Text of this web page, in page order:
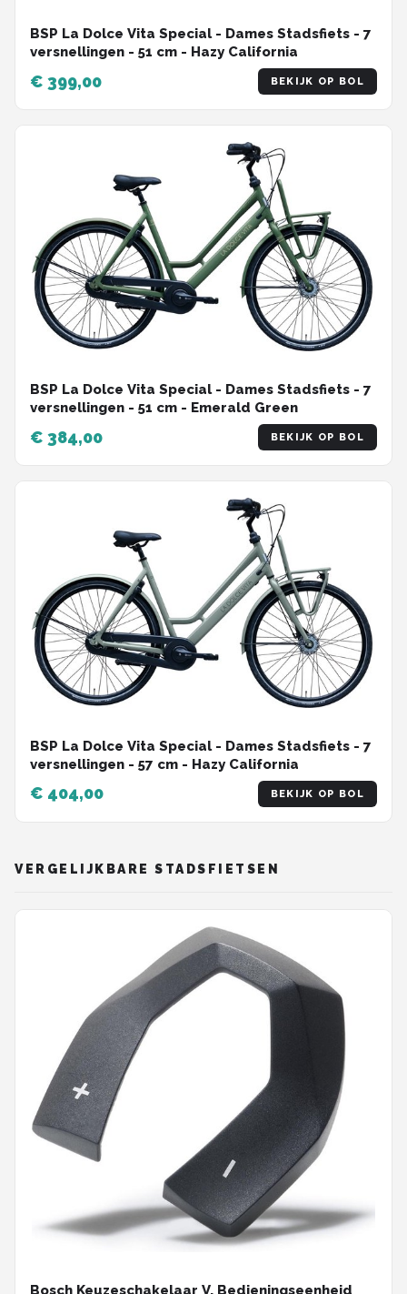
BSP La Dolce Vita Special - Dames Stadsfiets - 7
versnellingen - 51 cm - Hazy California
€ 399,00 BEKIJK OP BOL
BSP La Dolce Vita Special - Dames Stadsfiets - 7
versnellingen - 51 cm - Emerald Green
€ 384,00 BEKIJK OP BOL
BSP La Dolce Vita Special - Dames Stadsfiets - 7
versnellingen - 57 cm - Hazy California
€ 404,00 BEKIJK OP BOL
VERGELIJKBARE STADSFIETSEN
Bosch Keuzeschakelaar V. Bedieningseenheid